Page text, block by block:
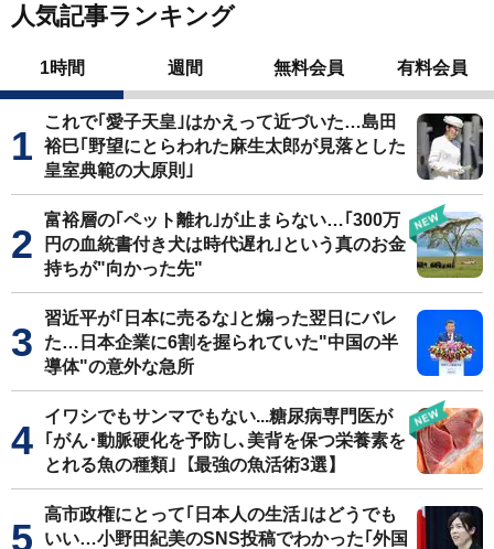
人気記事ランキング
1時間 週間 無料会員 有料会員
これで｢愛子天皇｣はかえって近づいた…島田
裕巳｢野望にとらわれた麻生太郎が見落とした
皇室典範の大原則｣
富裕層の｢ペット離れ｣が止まらない…｢300万
円の血統書付き犬は時代遅れ｣という真のお金
持ちが"向かった先"
習近平が｢日本に売るな｣と煽った翌日にバレ
た…日本企業に6割を握られていた"中国の半
導体"の意外な急所
イワシでもサンマでもない...糖尿病専門医が
｢がん･動脈硬化を予防し､美背を保つ栄養素を
とれる魚の種類｣【最強の魚活術3選】
高市政権にとって｢日本人の生活｣はどうでも
いい…小野田紀美のSNS投稿でわかった｢外国